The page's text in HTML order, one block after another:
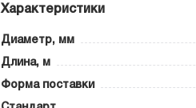
Характеристики
Диаметр, мм
Длина, м
Форма поставки